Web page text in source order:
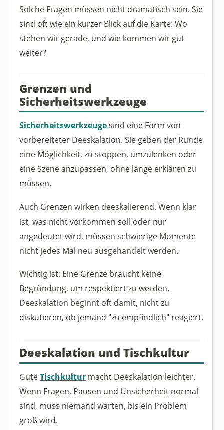
Solche Fragen müssen nicht dramatisch sein. Sie
sind oft wie ein kurzer Blick auf die Karte: Wo
stehen wir gerade, und wie kommen wir gut
weiter?
Grenzen und
Sicherheitswerkzeuge
Sicherheitswerkzeugesind eine Form von
vorbereiteter Deeskalation. Sie geben der Runde
eine Möglichkeit, zu stoppen, umzulenken oder
eine Szene anzupassen, ohne lange erklären zu
müssen.
Auch Grenzen wirken deeskalierend. Wenn klar
ist, was nicht vorkommen soll oder nur
angedeutet wird, müssen schwierige Momente
nicht jedes Mal neu ausgehandelt werden.
Wichtig ist: Eine Grenze braucht keine
Begründung, um respektiert zu werden.
Deeskalation beginnt oft damit, nicht zu
diskutieren, ob jemand "zu empfindlich" reagiert.
Deeskalation und Tischkultur
GuteTischkultur macht Deeskalation leichter.
Wenn Fragen, Pausen und Unsicherheit normal
sind, muss niemand warten, bis ein Problem
groß wird.